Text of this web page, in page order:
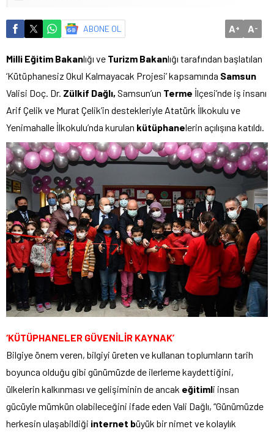
ABONE OL A+ A-
Milli Eğitim Bakanlığı ve Turizm Bakanlığı tarafından başlatılan
‘Kütüphanesiz Okul Kalmayacak Projesi’ kapsamında Samsun
Valisi Doç. Dr. Zülkif Dağlı, Samsun’un Terme İlçesi’nde iş insanı
Arif Çelik ve Murat Çelik’in destekleriyle Atatürk İlkokulu ve
Yenimahalle İlkokulu’nda kurulan kütüphanelerin açılışına katıldı.
‘KÜTÜPHANELER GÜVENİLİR KAYNAK’
Bilgiye önem veren, bilgiyi üreten ve kullanan toplumların tarih
boyunca olduğu gibi günümüzde de ilerleme kaydettiğini,
ülkelerin kalkınması ve gelişiminin de ancak eğitimli insan
gücüyle mümkün olabileceğini ifade eden Vali Dağlı, “Günümüzde
herkesin ulaşabildiği internet büyük bir nimet ve kolaylık